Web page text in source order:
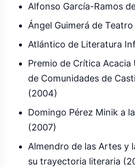
Alfonso García-Ramos
Ángel Guimerá de Teatro
Atlántico de Literatura
Premio de Crítica Acacia
de Comunidades de
(2004)
Domingo Pérez Minik a
(2007)
Almendro de las Artes y
su trayectoria literaria